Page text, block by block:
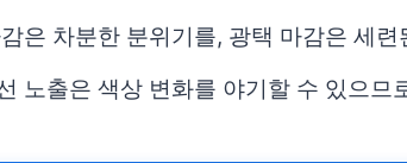
은 차분한 분위기를, 광택 마감은 세
노출은 색상 변화를 야기할 수 있으므